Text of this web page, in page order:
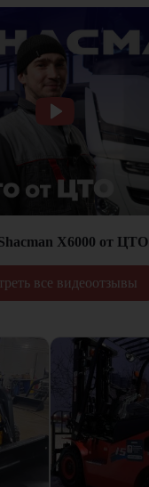
все видеоотзывы
Х6000 от ЦТО